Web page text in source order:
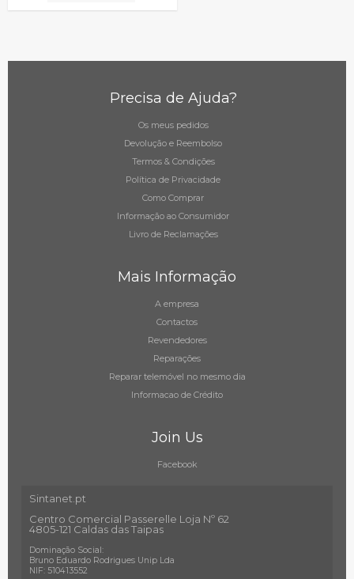
Precisa de Ajuda?
Os meus pedidos
Devolução e Reembolso
Termos & Condições
Política de Privacidade
Como Comprar
Informação ao Consumidor
Livro de Reclamações
Mais Informação
A empresa
Contactos
Revendedores
Reparações
Reparar telemóvel no mesmo dia
Informacao de Crédito
Join Us
Facebook
Sintanet.pt
Centro Comercial Passerelle Loja Nº 62
4805-121 Caldas das Taipas
Dominação Social:
Bruno Eduardo Rodrigues Unip Lda
NIF: 510413552